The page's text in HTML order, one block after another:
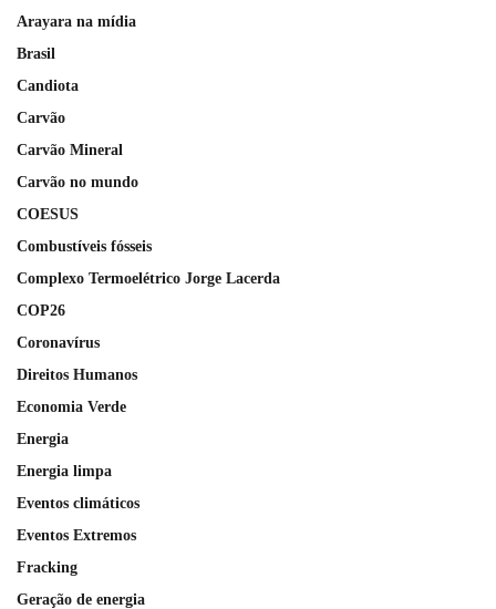
Arayara na mídia
Brasil
Candiota
Carvão
Carvão Mineral
Carvão no mundo
COESUS
Combustíveis fósseis
Complexo Termoelétrico Jorge Lacerda
COP26
Coronavírus
Direitos Humanos
Economia Verde
Energia
Energia limpa
Eventos climáticos
Eventos Extremos
Fracking
Geração de energia